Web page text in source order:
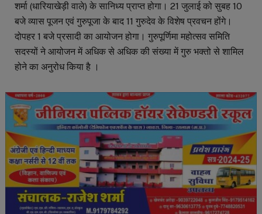
शर्मा (धारियाखेड़ी वाले) के सानिध्य प्राप्त होगा। 21 जुलाई को सुबह 10
बजे व्यास पूजन एवं गुरुपूजा के बाद 11 गुरुदेव के विशेष प्रवचन होंगे।
दोपहर 1 बजे प्रसादी का आयोजन होगा। गुरुपूर्णिमा महोत्सव समिति
सदस्यों ने आयोजन में अधिक से अधिक की संख्या में गुरु भक्तो से शामिल
होने का अनुरोध किया है ।